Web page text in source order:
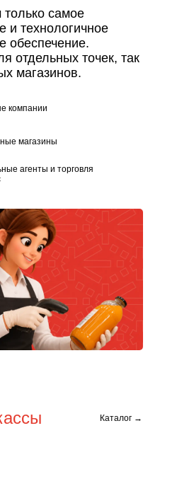
самое
и технологичное
обеспечение.
отдельных точек, так
магазинов.
компании
магазины
агенты и торговля
Каталог →